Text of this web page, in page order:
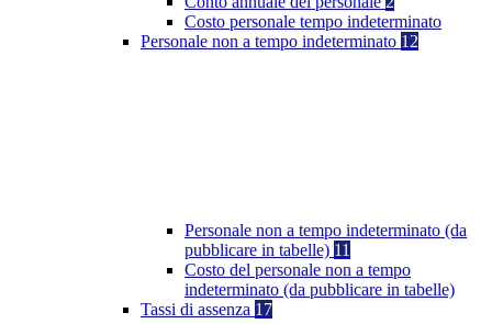
Costo personale tempo indeterminato
Personale non a tempo indeterminato 12
Personale non a tempo indeterminato (da
pubblicare in tabelle) 11
Costo del personale non a tempo
indeterminato (da pubblicare in tabelle)
Tassi di assenza 17